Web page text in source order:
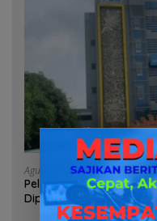
Agustus 7, 2026
Pelayanan Kinerja Dan
Dipertanyakan, Upaya
Terkesan Tutup Mata